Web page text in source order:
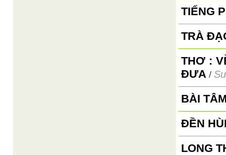
TIẾNG
TRÀ
THƠ :
ĐƯA /
BÀI
ĐỀN
LONG